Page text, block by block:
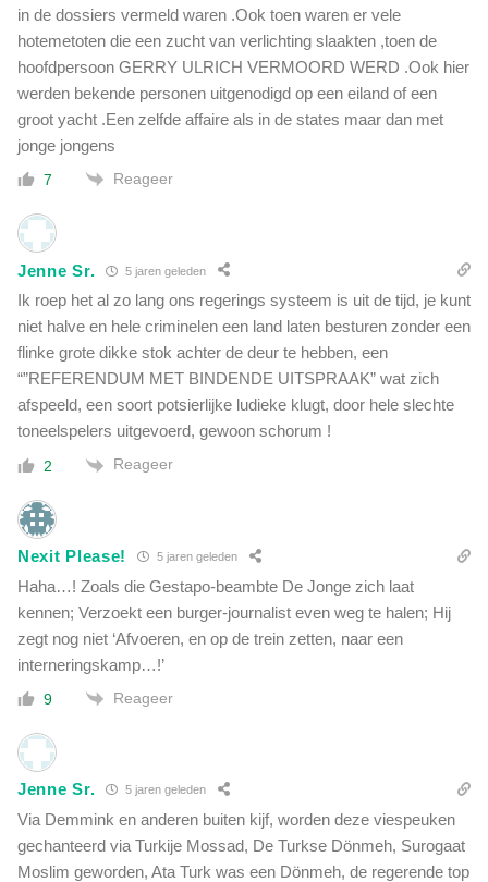
in de dossiers vermeld waren .Ook toen waren er vele
hotemetoten die een zucht van verlichting slaakten ,toen de
hoofdpersoon GERRY ULRICH VERMOORD WERD .Ook hier
werden bekende personen uitgenodigd op een eiland of een
groot yacht .Een zelfde affaire als in de states maar dan met
jonge jongens
7 Reageer
Jenne Sr. 5 jaren geleden
Ik roep het al zo lang ons regerings systeem is uit de tijd, je kunt
niet halve en hele criminelen een land laten besturen zonder een
flinke grote dikke stok achter de deur te hebben, een
“”REFERENDUM MET BINDENDE UITSPRAAK” wat zich
afspeeld, een soort potsierlijke ludieke klugt, door hele slechte
toneelspelers uitgevoerd, gewoon schorum !
2 Reageer
Nexit Please! 5 jaren geleden
Haha…! Zoals die Gestapo-beambte De Jonge zich laat
kennen; Verzoekt een burger-journalist even weg te halen; Hij
zegt nog niet ‘Afvoeren, en op de trein zetten, naar een
interneringskamp…!’
9 Reageer
Jenne Sr. 5 jaren geleden
Via Demmink en anderen buiten kijf, worden deze viespeuken
gechanteerd via Turkije Mossad, De Turkse Dönmeh, Surogaat
Moslim geworden, Ata Turk was een Dönmeh, de regerende top